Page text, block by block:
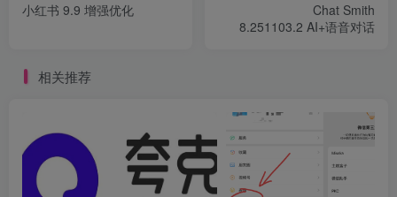
小红书 9.9 增强优化
Chat Smith
8.251103.2 AI+语音对话
相关推荐